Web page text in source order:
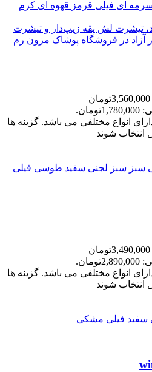
سرمه ای فیلی قرمز قهوه ای کرم
قیمت اصلی: 3,560,000تومان
انواع مختلفی می باشد. گزینه ها
شوند
سبز سبز لجنی سفید طوسی فیلی
قیمت اصلی: 3,490,000تومان
انواع مختلفی می باشد. گزینه ها
شوند
سفید فیلی مشکی